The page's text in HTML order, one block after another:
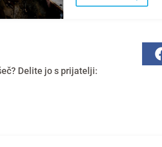
Delite jo s prijatelji: